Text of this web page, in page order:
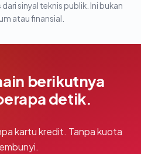
sinyal teknis publik. Ini bukan
atau finansial.
berikutnya
detik.
kartu kredit. Tanpa kuota